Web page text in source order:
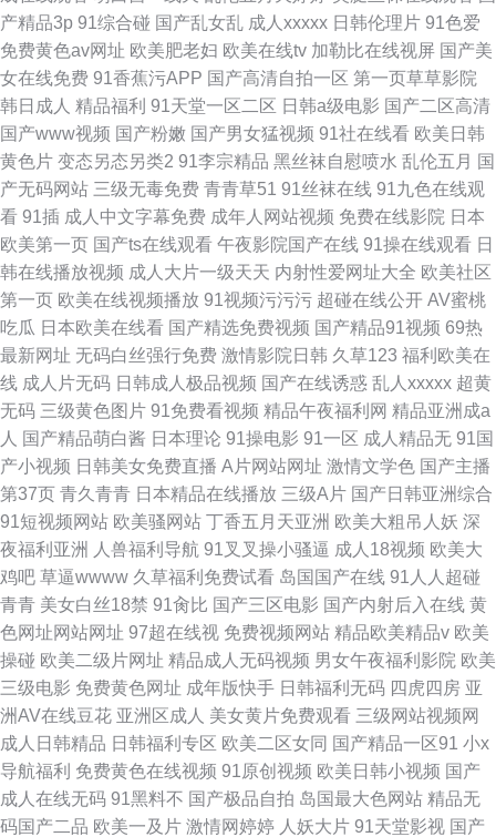
产精品3p 91综合碰 国产乱女乱 成人xxxxx 日韩伦理片 91色爱
免费黄色av网址 欧美肥老妇 欧美在线tv 加勒比在线视屏 国产美
女在线免费 91香蕉污APP 国产高清自拍一区 第一页草草影院
韩日成人 精品福利 91天堂一区二区 日韩a级电影 国产二区高清
国产www视频 国产粉嫩 国产男女猛视频 91社在线看 欧美日韩
黄色片 变态另态另类2 91李宗精品 黑丝袜自慰喷水 乱伦五月 国
产无码网站 三级无毒免费 青青草51 91丝袜在线 91九色在线观
看 91插 成人中文字幕免费 成年人网站视频 免费在线影院 日本
欧美第一页 国产ts在线观看 午夜影院国产在线 91操在线观看 日
韩在线播放视频 成人大片一级天天 内射性爱网址大全 欧美社区
第一页 欧美在线视频播放 91视频污污污 超碰在线公开 AV蜜桃
吃瓜 日本欧美在线看 国产精选免费视频 国产精品91视频 69热
最新网址 无码白丝强行免费 激情影院日韩 久草123 福利欧美在
线 成人片无码 日韩成人极品视频 国产在线诱惑 乱人xxxxx 超黄
无码 三级黄色图片 91免费看视频 精品午夜福利网 精品亚洲成a
人 国产精品萌白酱 日本理论 91操电影 91一区 成人精品无 91国
产小视频 日韩美女免费直播 A片网站网址 激情文学色 国产主播
第37页 青久青青 日本精品在线播放 三级A片 国产日韩亚洲综合
91短视频网站 欧美骚网站 丁香五月天亚洲 欧美大粗吊人妖 深
夜福利亚洲
人兽福利导航 91叉叉操小骚逼 成人18视频 欧美大
鸡吧 草逼wwww 久草福利免费试看 岛国国产在线 91人人超碰
青青 美女白丝18禁 91肏比 国产三区电影 国产内射后入在线 黄
色网址网站网址 97超在线视 免费视频网站 精品欧美精品v 欧美
操碰 欧美二级片网址 精品成人无码视频 男女午夜福利影院 欧美
三级电影 免费黄色网址 成年版快手 日韩福利无码 四虎四房 亚
洲AV在线豆花 亚洲区成人 美女黄片免费观看 三级网站视频网
成人日韩精品 日韩福利专区 欧美二区女同 国产精品一区91 小x
导航福利 免费黄色在线视频 91原创视频 欧美日韩小视频 国产
成人在线无码 91黑料不 国产极品自拍 岛国最大色网站 精品无
码国产二品 欧美一及片 激情网婷婷 人妖大片 91天堂影视 国产